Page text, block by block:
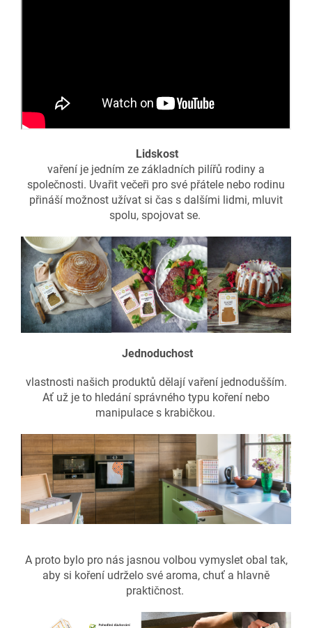
Lidskost
vaření je jedním ze základních pilířů rodiny a
společnosti. Uvařit večeři pro své přátele nebo rodinu
přináší možnost užívat si čas s dalšími lidmi, mluvit
spolu, spojovat se.
Jednoduchost
vlastnosti našich produktů dělají vaření jednodušším.
Ať už je to hledání správného typu koření nebo
manipulace s krabičkou.
A proto bylo pro nás jasnou volbou vymyslet obal tak,
aby si koření udrželo své aroma, chuť a hlavně
praktičnost.